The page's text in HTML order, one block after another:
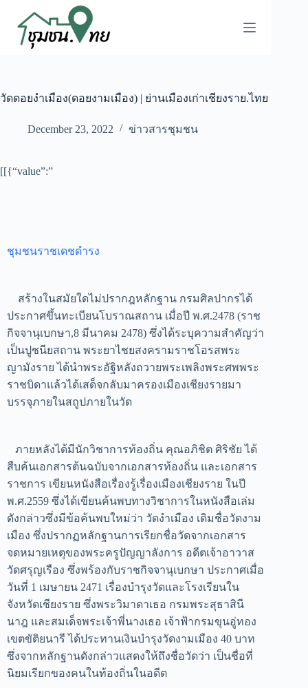
วัดดอยงำเมือง(ดอยงามเมือง) | ย่านเมืองเก่าเชียงราย.ไทย
December 23, 2022 ข่าวสารชุมชน
[[{“value”:”
ชุมชนราชเดชดำรง
สร้างในสมัยใดไม่ปรากฎหลักฐาน กรมศิลปากรได้
ประกาศขึ้นทะเบียนโบราณสถาน เมื่อปี พ.ศ.2478 (ราช
กิจจานุเบกษา,8 มีนาคม 2478) ซึ่งได้ระบุความสำคัญว่า
เป็นปูชนียสถาน พระยาไชยสงครามราชโอรสพระ
ญามังราย ได้นำพระอัฐิหลังถวายพระเพลิงพระศพพระ
ราชบิดาแล้วได้เสด็จกลับมาครองเมืองเชียงรายมา
บรรจุภายในสถูปภายในวัด
ภายหลังได้มีนักวิชาการท้องถิ่น คุณอภิชิต ศิริชัย ได้
สืบค้นเอกสารต้นฉบับจากเอกสารท้องถิ่น และเอกสาร
ราชการ เขียนหนังสือเรื่องรู้เรื่องเมืองเชียงราย ในปี
พ.ศ.2559 ซึ่งได้เขียนค้นพบทางวิชาการในหนังสือเล่ม
ดังกล่าวซึ่งมีข้อค้นพบใหม่ว่า วัดงำเมือง เดิมชื่อวัดงาม
เมือง ซึ่งปรากฏหลักฐานการเรียกชื่อวัดจากเอกสาร
จดหมายเหตุของพระครูปัญญาลังการ อดีตเจ้าอาวาส
วัดศรุญเรือง ซึ่งพร้องกับราชกิจจานุเบกษา ประกาศเมื่อ
วันที่ 1 เมษายน 2471 เรื่องบำรุงวัดและโรงเรียนใน
จังหวัดเชียงราย ซึ่งพระวิมาดาเธอ กรมพระสุธาสินี
นาฎ และสมเด็จพระเจ้าพี่นางเธอ เจ้าฟ้ากรมขุนอู่ทอง
เขตขัติยนารี ได้ประทานเงินบำรุงวัดงามเมือง 40 บาท
ซึ่งจากหลักฐานดังกล่าวแสดงให้ถึงชื่อวัดว่า เป็นชื่อที่
นิยมเรียกของคนในท้องถิ่นในอดีต